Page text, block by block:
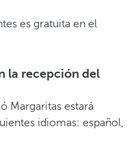
es gratuita en el
la recepción del
Margaritas estará
idiomas: español,